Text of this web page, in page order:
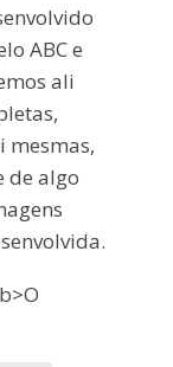
ABC e
ali
mesmas,
de algo